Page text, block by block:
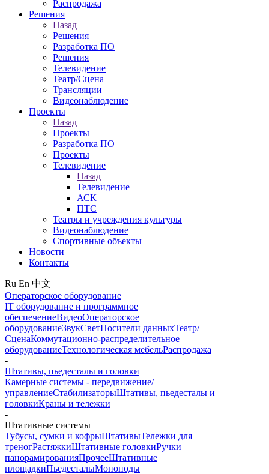
Распродажа
Решения
Назад
Решения
Разработка ПО
Решения
Телевидение
Театр/Сцена
Трансляции
Видеонаблюдение
Проекты
Назад
Проекты
Разработка ПО
Проекты
Телевидение
Назад
Телевидение
АСК
ПТС
Театры и учреждения культуры
Видеонаблюдение
Спортивные объекты
Новости
Контакты
Ru En 中文
Операторское оборудование
IT оборудование и программное
обеспечениеВидеоОператорское
оборудованиеЗвукСветНосители данныхТеатр/
СценаКоммутационно-распределительное
оборудованиеТехнологическая мебельРаспродажа
-
Штативы, пьедесталы и головки
Камерные системы - передвижение/
управлениеСтабилизаторыШтативы, пьедесталы и
головкиКраны и тележки
-
Штативные системы
Тубусы, сумки и кофрыШтативыТележки для
треногРастяжкиШтативные головкиРучки
панорамированияПрочееШтативные
площадкиПьедесталыМоноподы